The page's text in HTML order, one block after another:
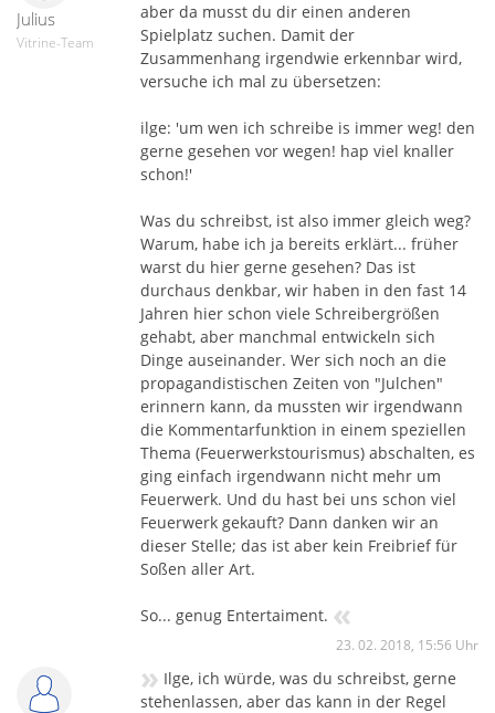
Julius
Vitrine-Team
aber da musst du dir einen anderen
Spielplatz suchen. Damit der
Zusammenhang irgendwie erkennbar wird,
versuche ich mal zu übersetzen:
ilge: 'um wen ich schreibe is immer weg! den
gerne gesehen vor wegen! hap viel knaller
schon!'
Was du schreibst, ist also immer gleich weg?
Warum, habe ich ja bereits erklärt... früher
warst du hier gerne gesehen? Das ist
durchaus denkbar, wir haben in den fast 14
Jahren hier schon viele Schreibergrößen
gehabt, aber manchmal entwickeln sich
Dinge auseinander. Wer sich noch an die
propagandistischen Zeiten von "Julchen"
erinnern kann, da mussten wir irgendwann
die Kommentarfunktion in einem speziellen
Thema (Feuerwerkstourismus) abschalten, es
ging einfach irgendwann nicht mehr um
Feuerwerk. Und du hast bei uns schon viel
Feuerwerk gekauft? Dann danken wir an
dieser Stelle; das ist aber kein Freibrief für
Soßen aller Art.
So... genug Entertaiment. «
23. 02. 2018, 15:56 Uhr
» Ilge, ich würde, was du schreibst, gerne
stehenlassen, aber das kann in der Regel